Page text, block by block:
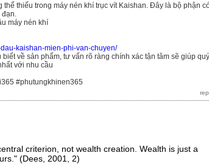
thiếu trong máy nén khí trục vít Kaishan. Đây là bộ phận
máy nén khí
kaishan-mien-phi-van-chuyen/
về sản phẩm, tư vấn rõ ràng chính xác tận tâm sẽ giúp quý
với nhu cầu
#phutungkhinen365
criterion, not wealth creation. Wealth is just a
(Dees, 2001, 2)